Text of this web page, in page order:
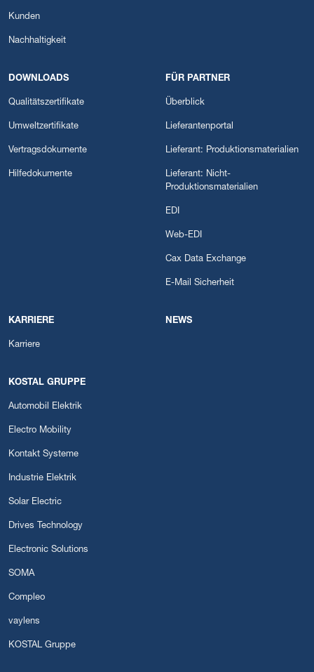
Kunden
Nachhaltigkeit
DOWNLOADS
Qualitätszertifikate
Umweltzertifikate
Vertragsdokumente
Hilfedokumente
FÜR PARTNER
Überblick
Lieferantenportal
Lieferant: Produktionsmaterialien
Lieferant: Nicht-
Produktionsmaterialien
EDI
Web-EDI
Cax Data Exchange
E-Mail Sicherheit
KARRIERE
Karriere
NEWS
KOSTAL GRUPPE
Automobil Elektrik
Electro Mobility
Kontakt Systeme
Industrie Elektrik
Solar Electric
Drives Technology
Electronic Solutions
SOMA
Compleo
vaylens
KOSTAL Gruppe